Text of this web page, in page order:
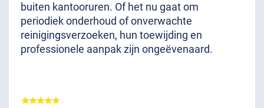
buiten kantooruren. Of het nu gaat om
periodiek onderhoud of onverwachte
reinigingsverzoeken, hun toewijding en
professionele aanpak zijn ongeëvenaard.